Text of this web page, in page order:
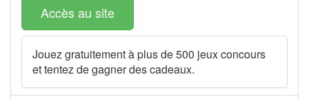
Accès au site
Jouez gratuitement à plus de 500 jeux concours
et tentez de gagner des cadeaux.